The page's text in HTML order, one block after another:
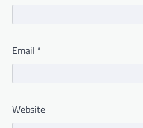
Email *
Website